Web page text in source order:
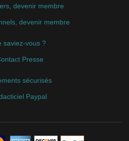
devenir membre
devenir membre
saviez-vous ?
Presse
sécurisés
Paypal